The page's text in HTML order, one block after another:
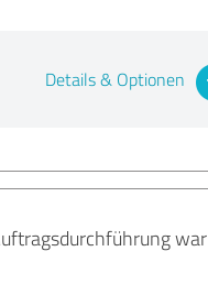
Details & Optionen
war